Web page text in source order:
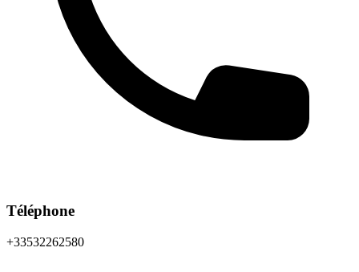
Téléphone
+33532262580